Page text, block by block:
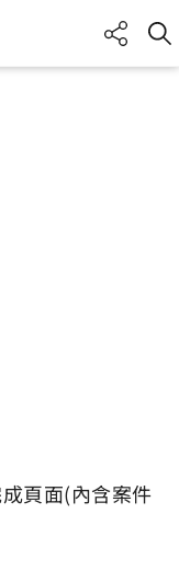
頁面(內含案件